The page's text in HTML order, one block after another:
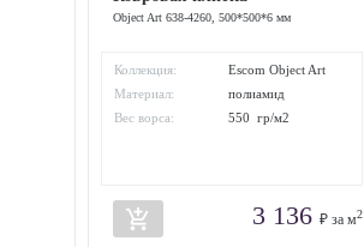
Object Art 638-4260, 500*500*6 мм
Коллекция:
Escom Object Art
Материал:
полиамид
Вес ворса:
550 гр/м2
add_shopping_cart 3 136₽ за м2